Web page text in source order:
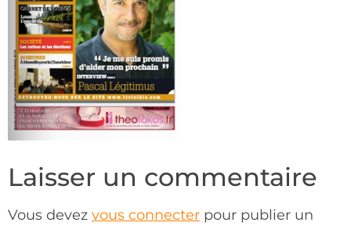
Laisser un commentaire
Vous devez vous connecter pour publier un